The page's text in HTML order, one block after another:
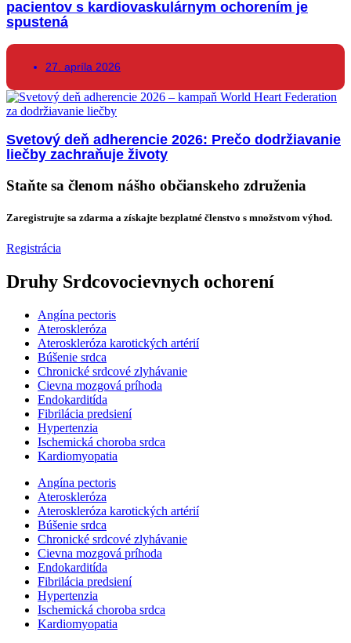
pacientov s kardiovaskulárnym ochorením je
spustená
27. apríla 2026
Svetový deň adherencie 2026: Prečo dodržiavanie
liečby zachraňuje životy
Staňte sa členom nášho občianskeho združenia
Zaregistrujte sa zdarma a získajte bezplatné členstvo s množstvom výhod.
Registrácia
Druhy Srdcovocievnych ochorení
Angína pectoris
Ateroskleróza
Ateroskleróza karotických artérií
Búšenie srdca
Chronické srdcové zlyhávanie
Cievna mozgová príhoda
Endokarditída
Fibrilácia predsiení
Hypertenzia
Ischemická choroba srdca
Kardiomyopatia
Angína pectoris
Ateroskleróza
Ateroskleróza karotických artérií
Búšenie srdca
Chronické srdcové zlyhávanie
Cievna mozgová príhoda
Endokarditída
Fibrilácia predsiení
Hypertenzia
Ischemická choroba srdca
Kardiomyopatia